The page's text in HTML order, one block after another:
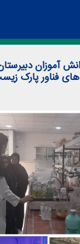
آموزان
فناور پارک